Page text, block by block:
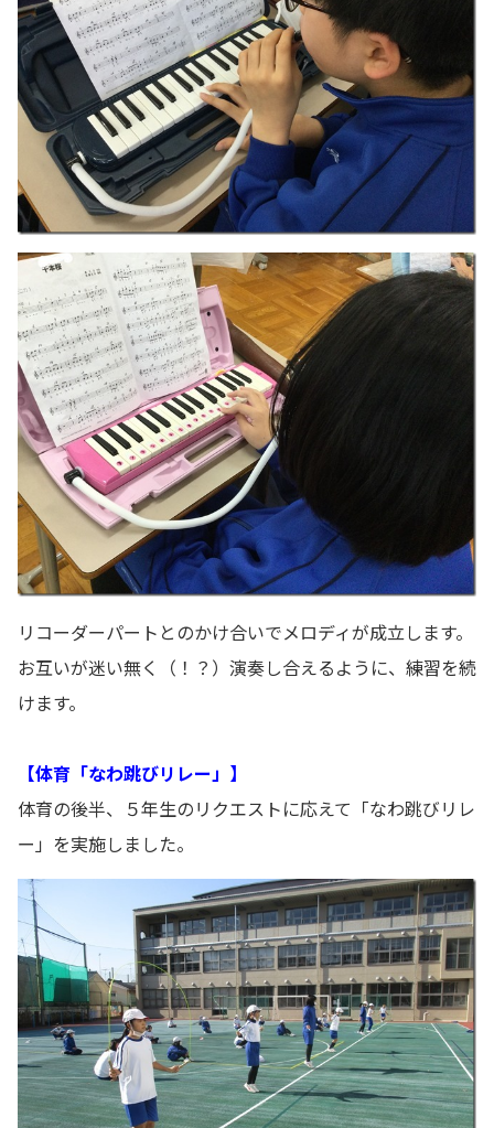
リコーダーパートとのかけ合いでメロディが成立します。
お互いが迷い無く（！？）演奏し合えるように、練習を続
けます。
【体育「なわ跳びリレー」】
体育の後半、５年生のリクエストに応えて「なわ跳びリレ
ー」を実施しました。